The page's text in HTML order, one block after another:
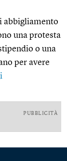
abbigliamento
una protesta
o una
per avere
PUBBLICITÀ